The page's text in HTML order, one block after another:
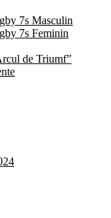
7s Masculin
7s Feminin
de Triumf”